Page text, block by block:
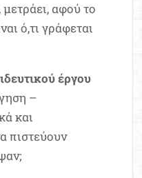
αφού το
ό,τι γράφεται
έργου
–
και
πιστεύουν